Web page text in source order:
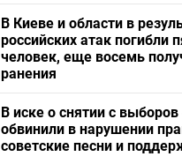
В Киеве и области в
российских атак погибли
человек, еще восемь
ранения
В иске о снятии с
обвинили в нарушении
советские песни и